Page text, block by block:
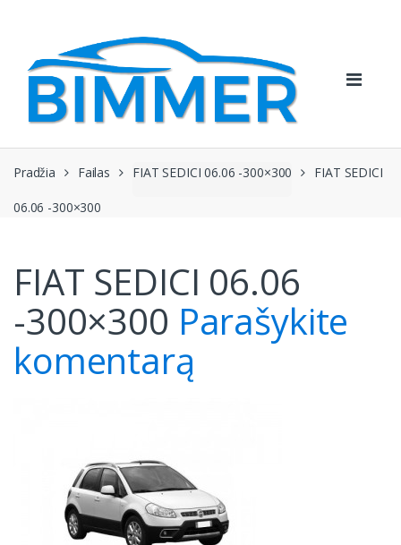
navigacijos
Pradžia Failas FIAT SEDICI 06.06 -300×300 FIAT SEDICI
06.06 -300×300
FIAT SEDICI 06.06
-300×300 Parašykite
komentarą